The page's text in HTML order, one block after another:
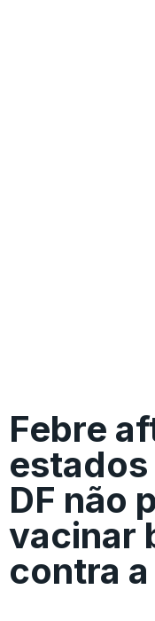
Febre
estados
DF não
vacinar
contra